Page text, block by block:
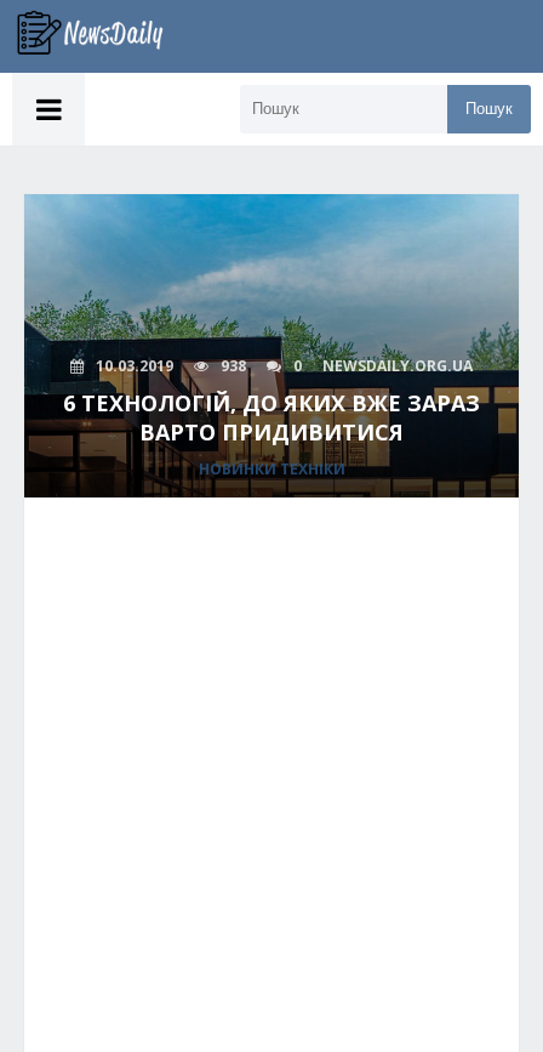
Пошук
10.03.2019 938 0 NEWSDAILY.ORG.UA
6 ТЕХНОЛОГІЙ, ДО ЯКИХ ВЖЕ ЗАРАЗ
ВАРТО ПРИДИВИТИСЯ
НОВИНКИ ТЕХНІКИ